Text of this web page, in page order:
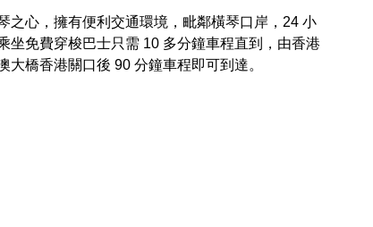
之心，擁有便利交通環境，毗鄰橫琴口岸，24 小
坐免費穿梭巴士只需 10 多分鐘車程直到，由香港
大橋香港關口後 90 分鐘車程即可到達。